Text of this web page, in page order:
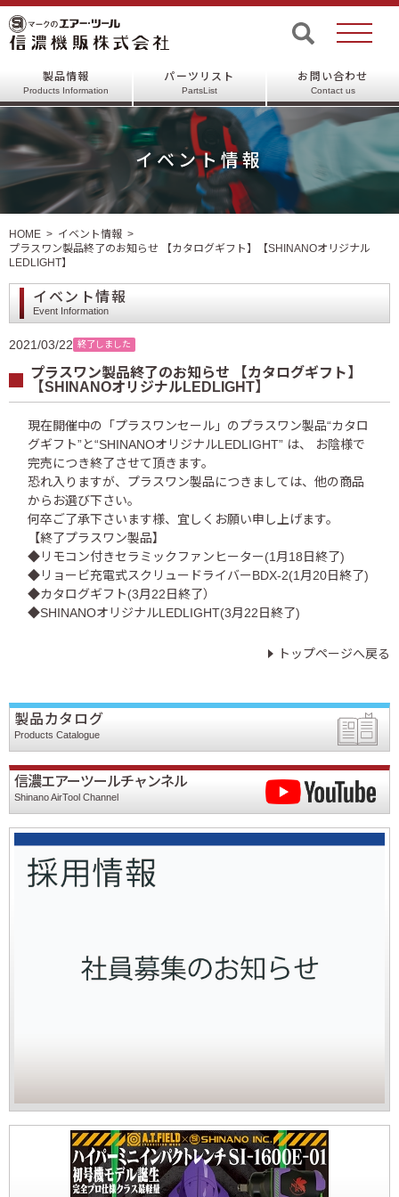
製品情報
Products Information
パーツリスト
PartsList
お問い合わせ
Contact us
イベント情報
HOME
イベント情報
プラスワン製品終了のお知らせ 【カタログギフト】【SHINANOオリジナル
LEDLIGHT】
イベント情報
Event Information
2021/03/22 終了しました
プラスワン製品終了のお知らせ 【カタログギフト】
【SHINANOオリジナルLEDLIGHT】
現在開催中の「プラスワンセール」のプラスワン製品“カタロ
グギフト”と“SHINANOオリジナルLEDLIGHT” は、 お陰様で
完売につき終了させて頂きます。
恐れ入りますが、プラスワン製品につきましては、他の商品
からお選び下さい。
何卒ご了承下さいます様、宜しくお願い申し上げます。
【終了プラスワン製品】
◆リモコン付きセラミックファンヒーター(1月18日終了)
◆リョービ充電式スクリュードライバーBDX-2(1月20日終了)
◆カタログギフト(3月22日終了）
◆SHINANOオリジナルLEDLIGHT(3月22日終了)
トップページへ戻る
製品カタログ
Products Catalogue
信濃エアーツールチャンネル
Shinano AirTool Channel